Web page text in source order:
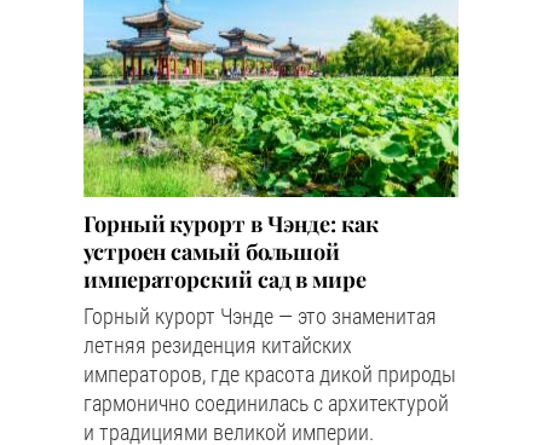
Горный курорт в Чэнде: как
устроен самый большой
императорский сад в мире
Горный курорт Чэнде — это знаменитая
летняя резиденция китайских
императоров, где красота дикой природы
гармонично соединилась с архитектурой
и традициями великой империи.